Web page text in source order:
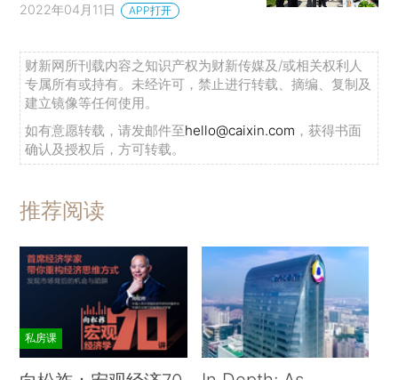
2022年04月11日 APP打开
财新网所刊载内容之知识产权为财新传媒及/或相关权利人
专属所有或持有。未经许可，禁止进行转载、摘编、复制及
建立镜像等任何使用。
如有意愿转载，请发邮件至hello@caixin.com ，获得书面
确认及授权后，方可转载。
推荐阅读
私房课